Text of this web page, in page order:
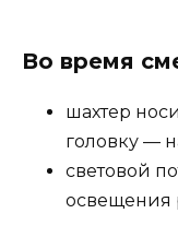
Во время
шахтер
головку —
световой
освещения